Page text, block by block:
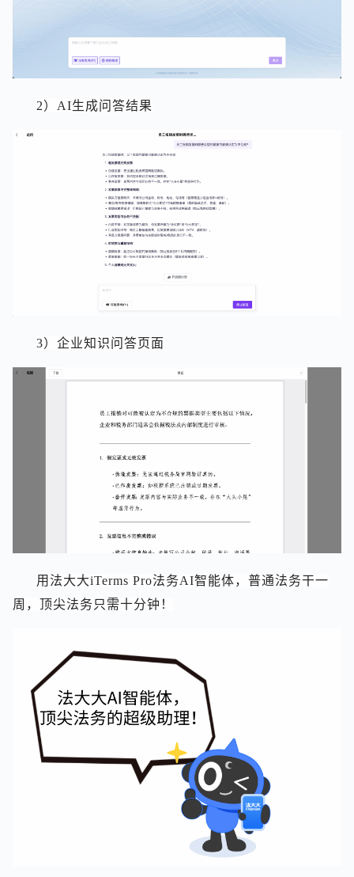
2）AI生成问答结果
3）企业知识问答页面
用法大大iTerms Pro法务AI智能体，普通法务干一
周，顶尖法务只需十分钟！